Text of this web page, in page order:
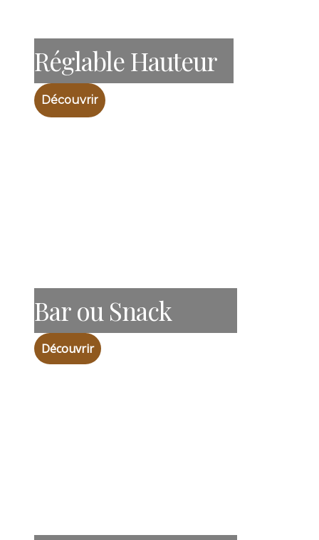
Réglable Hauteur
Découvrir
Bar ou Snack
Découvrir